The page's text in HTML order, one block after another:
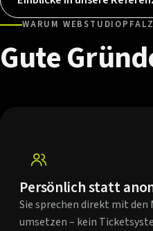
WARUM WEBSTUDIOPFALZ
Gute
Persönlich statt
Sie sprechen direkt mit den
umsetzen – kein